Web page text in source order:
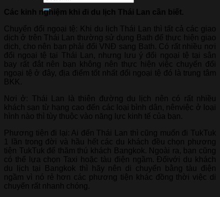
Các kinh nghiệm khi đi du lịch Thái Lan cần biết.
Chuyển đổi ngoại tệ: Khi du lịch Thái Lan thì tất cả các giao
dịch ở trên Thái Lan thường sử dụng Bath để thực hiện giao
dịch, cho nên bạn phải đổi VNĐ sang Bath. Có rất nhiều nơi
đổi ngoại tệ tại Thái Lan, nhưng lưu ý đổi ngoại tệ tại sân
bay rất đắt nên bạn không nên thực hiện việc chuyển đổi
ngoại tệ ở đây, địa điểm tốt nhất đổi ngoại tệ đó là trung tâm
BKK.
Nơi ở: Thái Lan là thiên đường du lịch nên có rất nhiều
khách sạn từ hạng cao đến các loại bình dân, nênviệc ở loại
hình nào thì tùy thuộc vào năng lực kinh tế của bạn.
Phương tiện đi lại: Ai đến Thái Lan thì cũng muốn đi TukTuk
1 lần trong đời và hầu hết các du khách đều chọn phương
tiện TukTuk để thăm thú khách Bangkok. Ngoài ra, bạn cũng
có thể lựa chọn Taxi hoặc tàu điện ngầm. Đốivới du khách
du lịch tại Bangkok thì hãy nên di chuyển bằng tàu điện
ngầm vì nó rẻ hơn các phương tiện khác đồng thời việc di
chuyển rất nhanh chóng.